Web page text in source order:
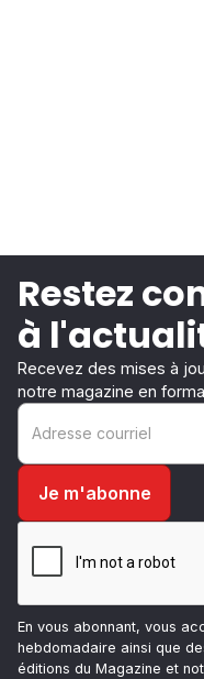
Restez
à
Recevez des mises à
notre magazine en
En vous abonnant, vous
hebdomadaire ainsi que
éditions du Magazine et